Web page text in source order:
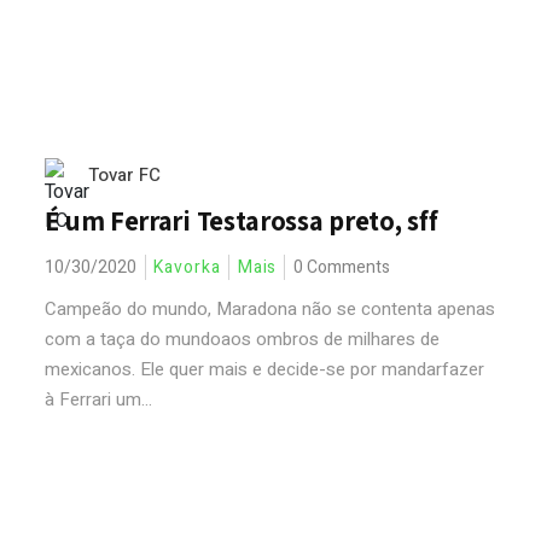
Tovar FC
É um Ferrari Testarossa preto, sff
10/30/2020 Kavorka Mais 0 Comments
Campeão do mundo, Maradona não se contenta apenas
com a taça do mundoaos ombros de milhares de
mexicanos. Ele quer mais e decide-se por mandarfazer
à Ferrari um...